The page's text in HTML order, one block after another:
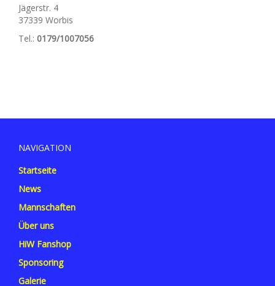
Jägerstr. 4
37339 Worbis
Tel.: 0179/1007056
NAVIGATION
Startseite
News
Mannschaften
Über uns
HiW Fanshop
Sponsoring
Galerie